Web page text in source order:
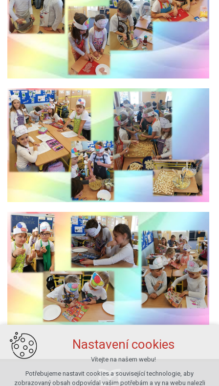
Nastavení cookies
Vítejte na našem webu!
Potřebujeme nastavit cookies a související technologie, aby
zobrazovaný obsah odpovídal vašim potřebám a vy na webu nalezli